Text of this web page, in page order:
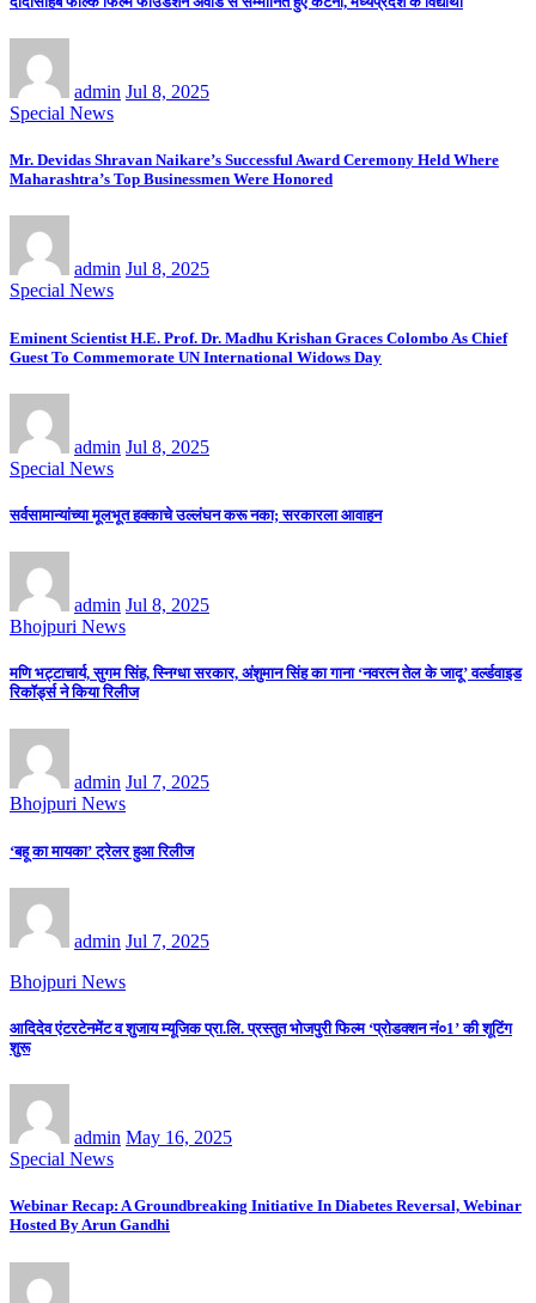
admin Jul 8, 2025
Special News
Mr. Devidas Shravan Naikare’s Successful Award Ceremony Held Where
Maharashtra’s Top Businessmen Were Honored
admin Jul 8, 2025
Special News
Eminent Scientist H.E. Prof. Dr. Madhu Krishan Graces Colombo As Chief
Guest To Commemorate UN International Widows Day
admin Jul 8, 2025
Special News
सर्वसामान्यांच्या मूलभूत हक्काचे उल्लंघन करू नका; सरकारला आवाहन
admin Jul 8, 2025
Bhojpuri News
मणि भट्टाचार्य, सुगम सिंह, स्निग्धा सरकार, अंशुमान सिंह का गाना ‘नवरत्न तेल के जादू’ वर्ल्डवाइड
रिकॉर्ड्स ने किया रिलीज
admin Jul 7, 2025
Bhojpuri News
‘बहू का मायका’ ट्रेलर हुआ रिलीज
admin Jul 7, 2025
Bhojpuri News
आदिदेव एंटरटेनमेंट व शुजाय म्यूजिक प्रा.लि. प्रस्तुत भोजपुरी फिल्म ‘प्रोडक्शन नं०1’ की शूटिंग
शुरू
admin May 16, 2025
Special News
Webinar Recap: A Groundbreaking Initiative In Diabetes Reversal, Webinar
Hosted By Arun Gandhi